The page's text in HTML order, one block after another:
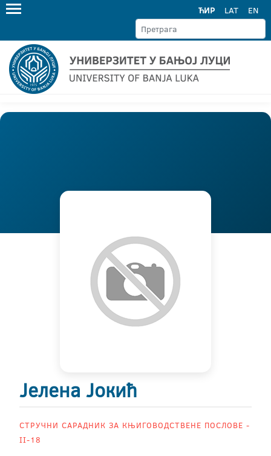
ЋИР LAT EN
Јелена Јокић
СТРУЧНИ САРАДНИК ЗА КЊИГОВОДСТВЕНЕ ПОСЛОВЕ -
II-18